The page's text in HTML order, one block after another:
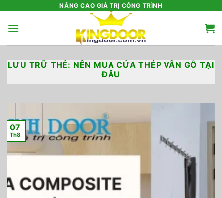
nội
NÂNG CAO GIÁ TRỊ CÔNG TRÌNH
LƯU TRỮ THẺ: NÊN MUA CỬA THÉP VÂN GỖ TẠI
ĐÂU
07
Th8